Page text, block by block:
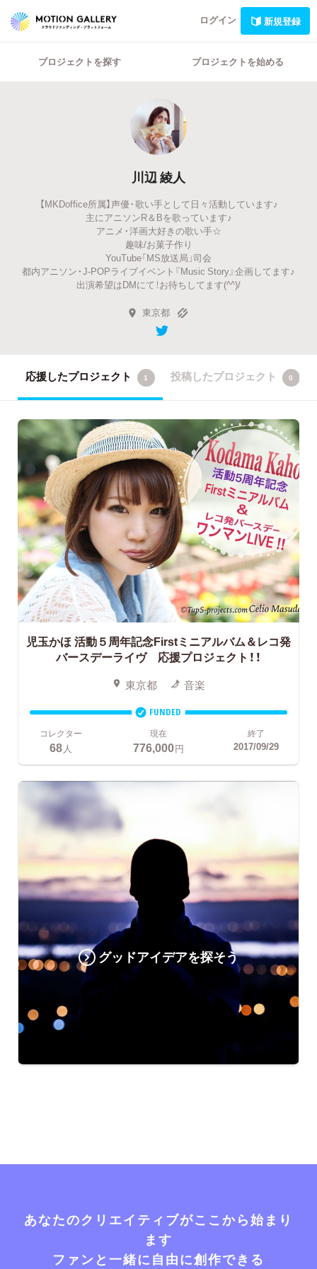
ログイン 新規登録
プロジェクトを探す プロジェクトを始める
川辺 綾人
【MKDoffice所属】声優・歌い手として日々活動しています♪
主にアニソンR＆Bを歌っています♪
アニメ・洋画大好きの歌い手☆
趣味/お菓子作り
YouTube「MS放送局」司会
都内アニソン・J-POPライブイベント『Music Story』企画してます♪
出演希望はDMにて！お待ちしてます(^^)/
東京都
応援したプロジェクト 1 投稿したプロジェクト 0
児玉かほ 活動５周年記念Firstミニアルバム＆レコ発
バースデーライヴ 応援プロジェクト！！
東京都 音楽
FUNDED
コレクター
68 人
現在
776,000円
終了
2017/09/29
グッドアイデアを探そう
あなたのクリエイティブがここから始まり
ます
ファンと一緒に自由に創作できる